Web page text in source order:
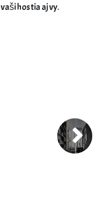
hostia aj vy.